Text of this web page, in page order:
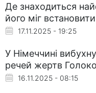
Де знаходиться
його міг
17.11.2025 - 19:25
У Німеччині
речей жертв
16.11.2025 - 08:15